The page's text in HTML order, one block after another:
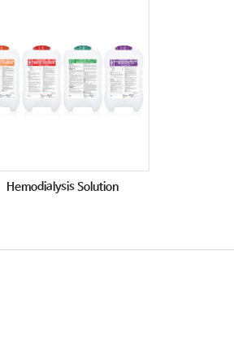
Hemodialysis Solution